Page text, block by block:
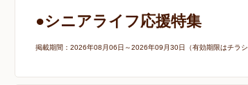
●シニアライフ応援特集
掲載期間：2026年08月06日～2026年09月30日（有効期限はチラシ